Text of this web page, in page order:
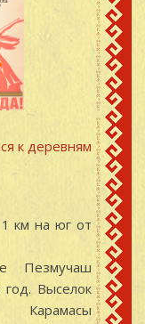
к деревням
км на юг от
Пезмучаш
год. Выселок